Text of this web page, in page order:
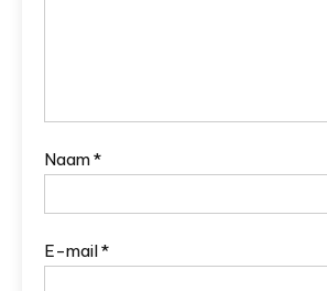
Naam*
E-mail*